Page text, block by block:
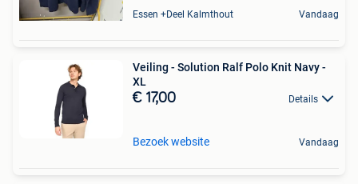
Essen +Deel Kalmthout Vandaag
Veiling - Solution Ralf Polo Knit Navy -
XL
€ 17,00 Details
Bezoek website Vandaag